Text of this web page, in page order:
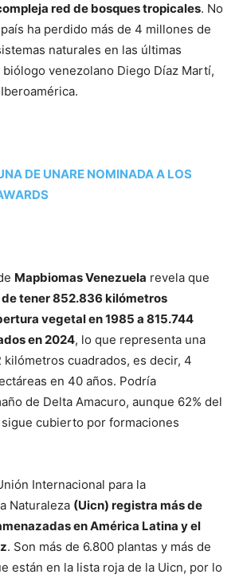
red de bosques tropicales. No
ha perdido más de 4 millones de
naturales en las últimas
venezolano Diego Díaz Martí,
DE UNARE NOMINADA A LOS
Mapbiomas Venezuela revela que
de tener 852.836 kilómetros
vegetal en 1985 a 815.744
en 2024, lo que representa una
cuadrados, es decir, 4
en 40 años. Podría
de Delta Amacuro, aunque 62% del
cubierto por formaciones
Internacional para la
Naturaleza (Uicn) registra más de
en América Latina y el
. Son más de 6.800 plantas y más de
están en la lista roja de la Uicn, por lo